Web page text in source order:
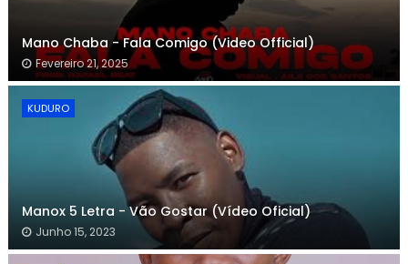
Mano Chaba - Fala Comigo (Video Official)
Fevereiro 21, 2025
KUDURO
Manox 5 Letra - Vão Gostar (Vídeo Oficial)
Junho 15, 2023